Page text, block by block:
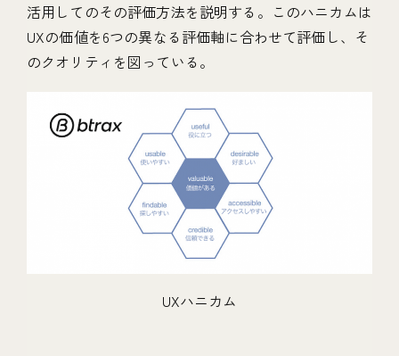
活用してのその評価方法を説明する。このハニカムは
UXの価値を6つの異なる評価軸に合わせて評価し、そ
のクオリティを図っている。
UXハニカム